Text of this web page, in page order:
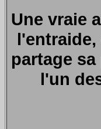
Une vraie
partage
l'un